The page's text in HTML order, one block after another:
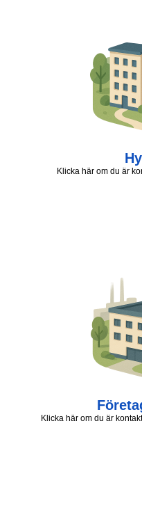
Klicka här om du är
Klicka här om du är